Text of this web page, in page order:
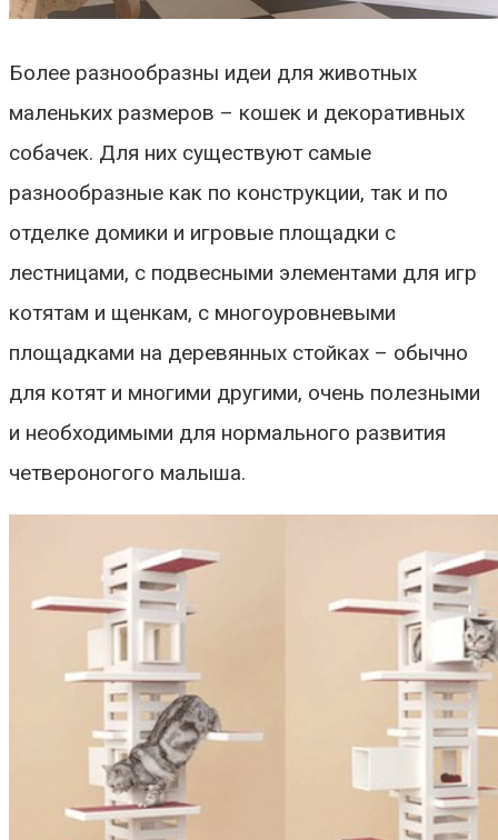
Более разнообразны идеи для животных
маленьких размеров – кошек и декоративных
собачек. Для них существуют самые
разнообразные как по конструкции, так и по
отделке домики и игровые площадки с
лестницами, с подвесными элементами для игр
котятам и щенкам, с многоуровневыми
площадками на деревянных стойках – обычно
для котят и многими другими, очень полезными
и необходимыми для нормального развития
четвероногого малыша.